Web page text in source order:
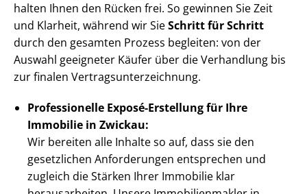
halten Ihnen den Rücken frei. So gewinnen Sie Zeit
und Klarheit, während wir SieSchritt für Schritt
durch den gesamten Prozess begleiten: von der
Auswahl geeigneter Käufer über die Verhandlung bis
zur finalen Ver­trags­un­ter­zeich­nung.
Professionelle Exposé-Erstellung für Ihre
Immobilie in Zwickau:
Wir bereiten alle Inhalte so auf, dass sie den
gesetzlichen Anforderungen entsprechen und
zugleich die Stärken Ihrer Immobilie klar